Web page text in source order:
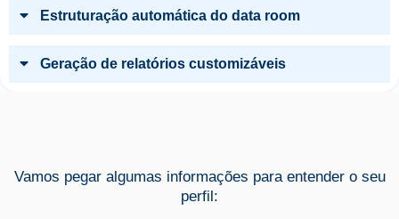
Estruturação automática do data room
Geração de relatórios customizáveis
Vamos pegar algumas informações para entender o seu
perfil: